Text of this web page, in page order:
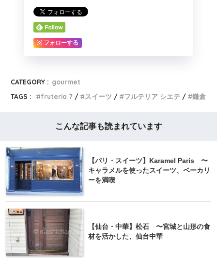
フォローする
CATEGORY : gourmet
TAGS :
fruteria 7 スイーツ フルテリア シエテ 鎌倉
こんな記事も読まれています
【パリ・スイーツ】Karamel Paris 〜
キャラメルを使ったスイーツ、ベーカリ
ーを満喫
【仙台・中華】松石 〜宮城と山形の食
材を活かした、仙台中華